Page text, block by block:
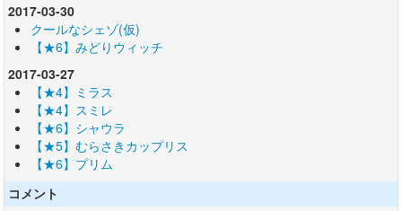
2017-03-30
クールなシェゾ(仮)
【★6】みどりウィッチ
2017-03-27
【★4】ミラス
【★4】スミレ
【★6】シャウラ
【★5】むらさきカップリス
【★6】プリム
コメント